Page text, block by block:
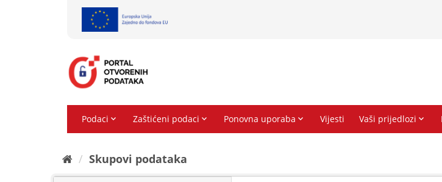
Skupovi podаtаkа